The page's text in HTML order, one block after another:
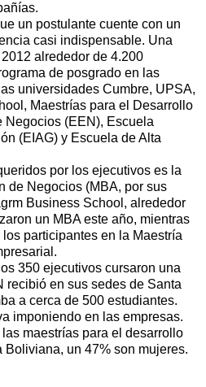
un postulante cuente con un
casi indispensable. Una
alrededor de 4.200
de posgrado en las
universidades Cumbre, UPSA,
Maestrías para el Desarrollo
Negocios (EEN), Escuela
(EIAG) y Escuela de Alta
por los ejecutivos es la
de Negocios (MBA, por sus
Business School, alrededor
un MBA este año, mientras
participantes en la Maestría
350 ejecutivos cursaron una
recibió en sus sedes de Santa
a cerca de 500 estudiantes.
imponiendo en las empresas.
maestrías para el desarrollo
un 47% son mujeres.